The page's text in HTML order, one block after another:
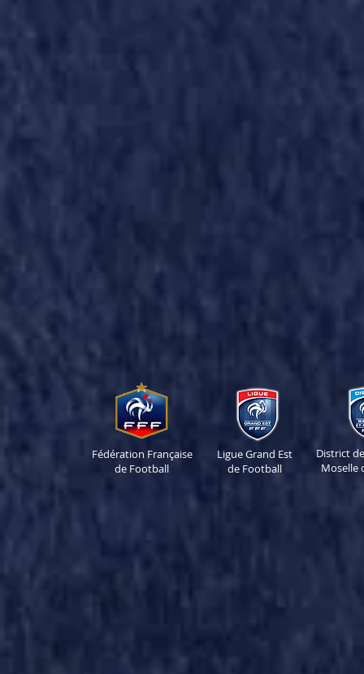
Fédération Française
de Football
Ligue Grand Est
de Football
District
Moselle